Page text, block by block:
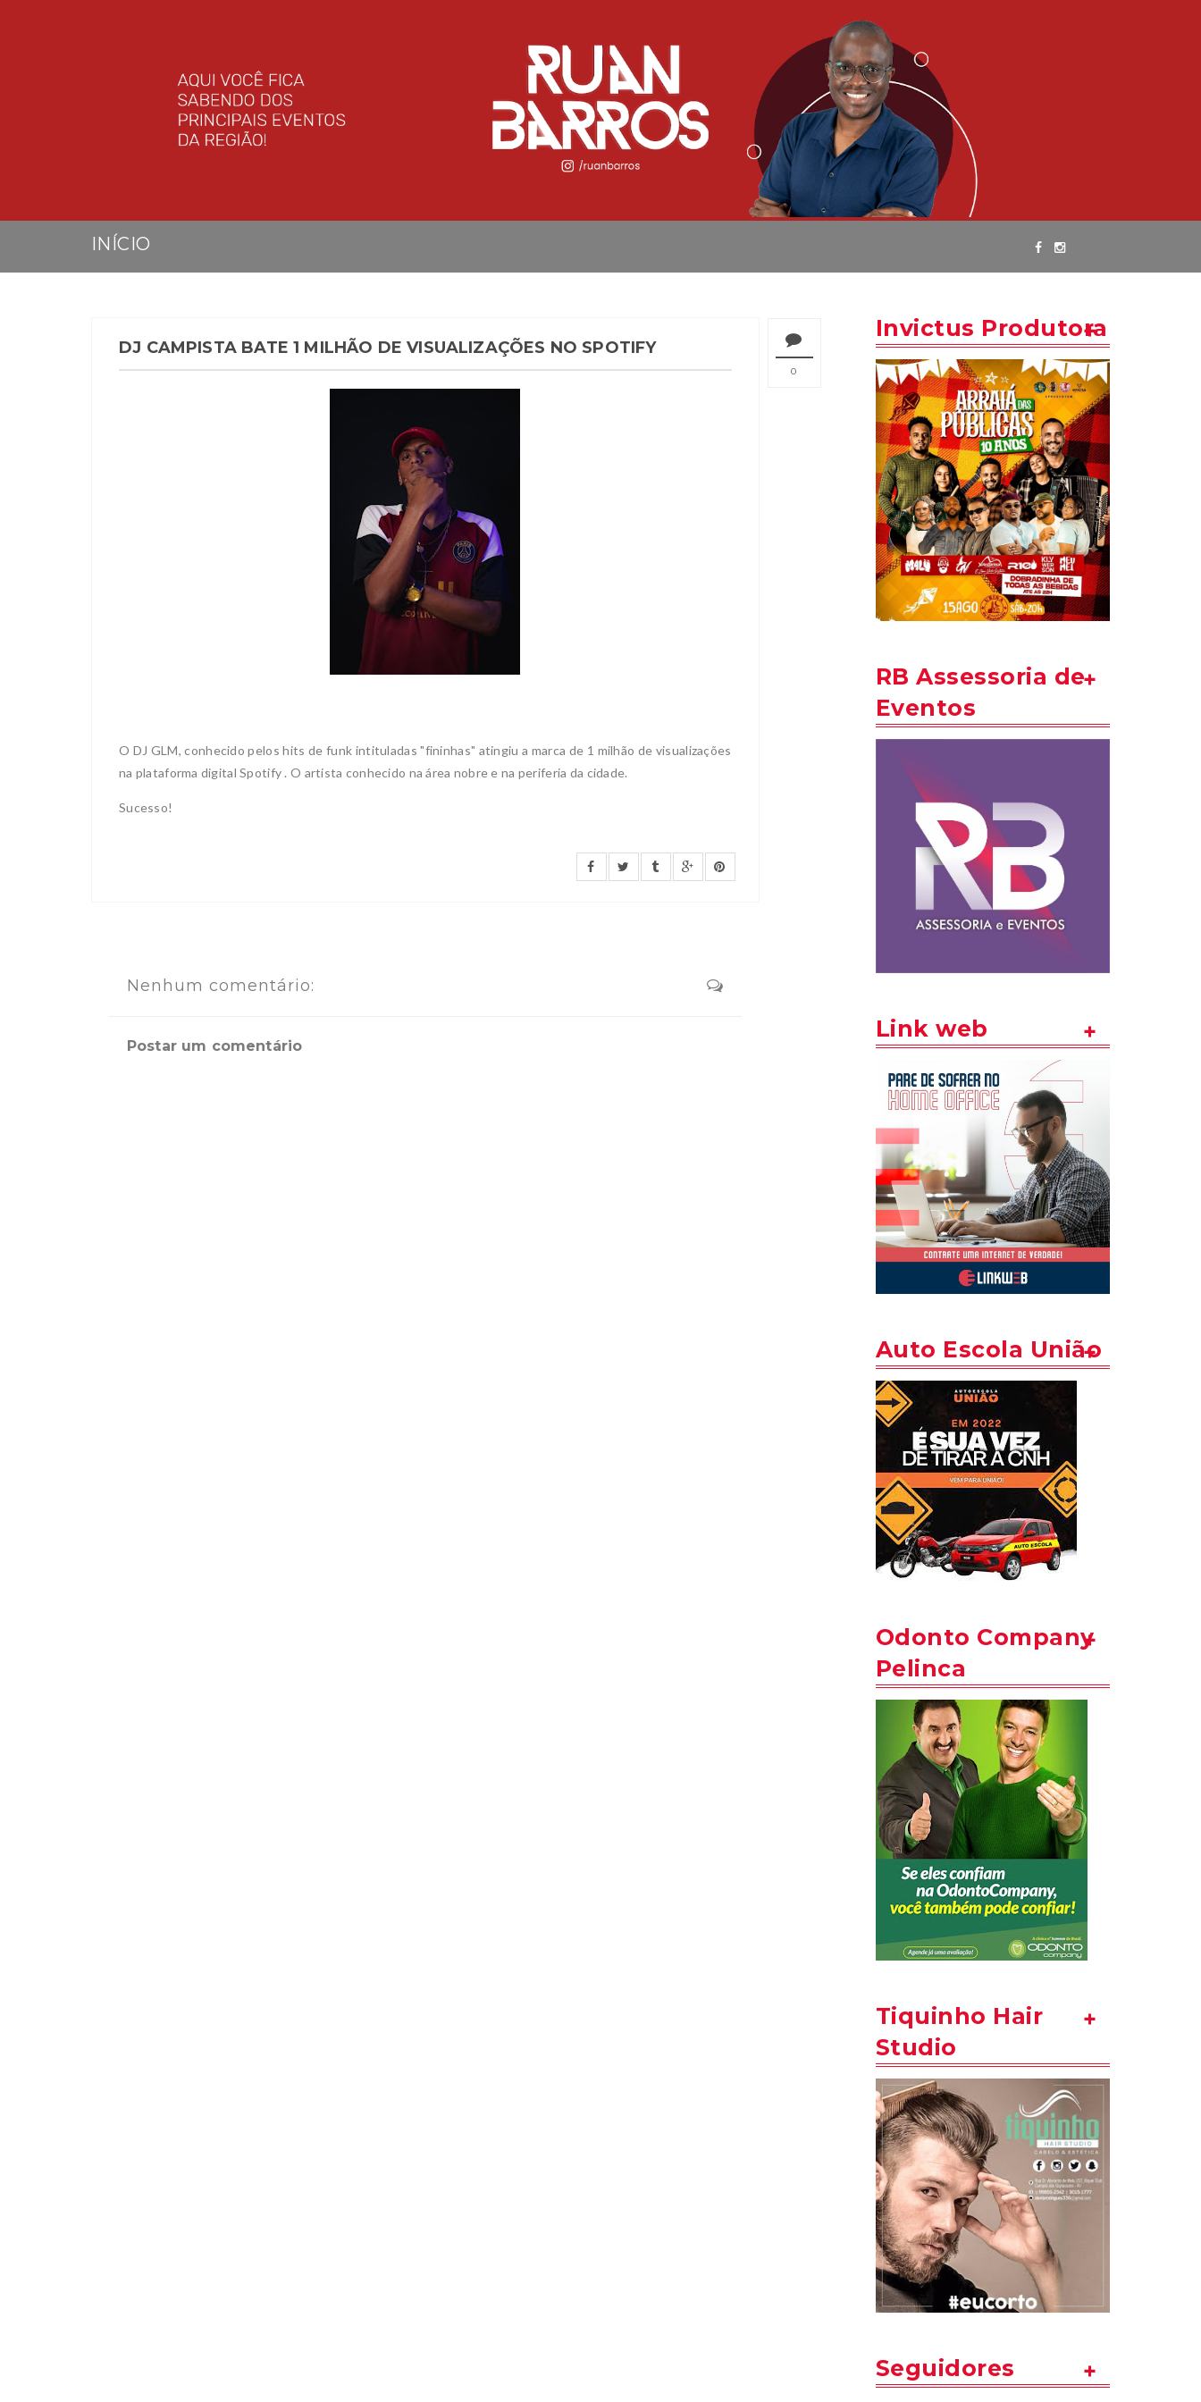
INÍCIO
0
DJ CAMPISTA BATE 1 MILHÃO DE VISUALIZAÇÕES NO SPOTIFY
O DJ GLM, conhecido pelos hits de funk intituladas "fininhas" atingiu a marca de 1 milhão de visualizações
na plataforma digital Spotify . O artista conhecido na área nobre e na periferia da cidade.
Sucesso!
Nenhum comentário:
Postar um comentário
Invictus Produtora
RB Assessoria de
Eventos
Link web
Auto Escola União
Odonto Company
Pelinca
Tiquinho Hair
Studio
Seguidores